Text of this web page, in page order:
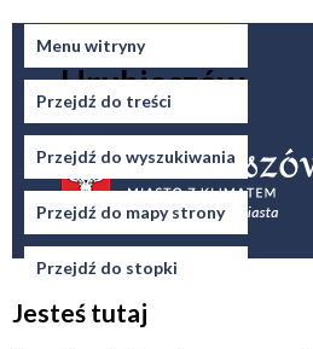
Menu witryny
Przejdź do treści
Przejdź do wyszukiwania
Przejdź do mapy strony
Przejdź do stopki
Miasto
Hrubieszów
Jesteś tutaj